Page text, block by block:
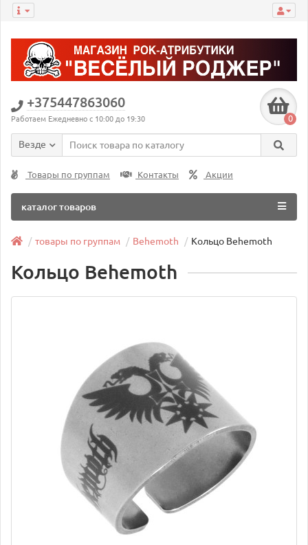
+375447863060
Работаем Ежедневно с 10:00 до 19:30 0
Везде
Товары по группам Контакты Акции
каталог товаров
товары по группам Behemoth Кольцо Behemoth
Кольцо Behemoth